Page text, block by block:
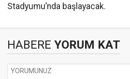
Stadyumu’nda başlayacak.
HABERE YORUM KAT